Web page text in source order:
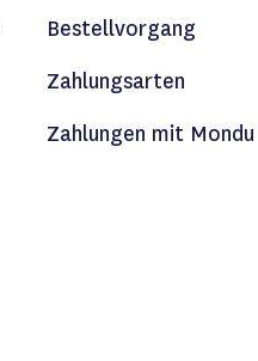
Bestellvorgang
Zahlungsarten
Zahlungen mit Mondu